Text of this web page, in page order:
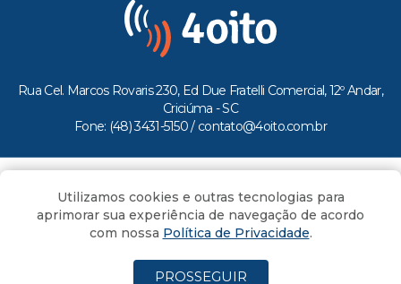
Rua Cel. Marcos Rovaris 230, Ed Due Fratelli Comercial, 12º Andar,
Criciúma - SC
Fone: (48) 3431-5150 / contato@4oito.com.br
Todos os direitos reservados ao Portal 4oito
Utilizamos cookies e outras tecnologias para
aprimorar sua experiência de navegação de acordo
com nossa Política de Privacidade.
PROSSEGUIR